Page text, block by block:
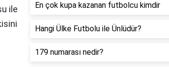
ile
En çok kupa kazanan futbolcu kimdir
Hangi Ülke Futbolu ile Ünlüdür?
179 numarası nedir?